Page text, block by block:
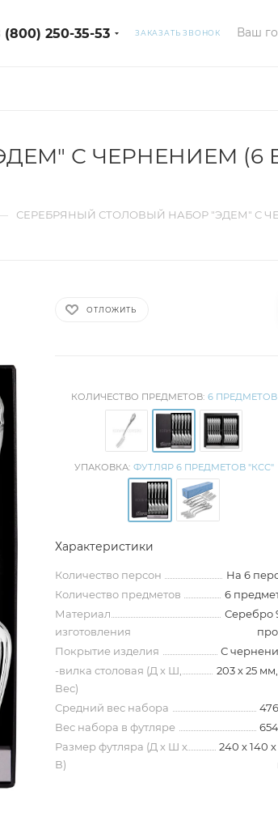
(800) 250-35-53 ЗАКАЗАТЬ ЗВОНОК Ваш
С ЧЕРНЕНИЕМ (6
СЕРЕБРЯНЫЙ СТОЛОВЫЙ НАБОР "ЭДЕМ" С
ОТЛОЖИТЬ
КОЛИЧЕСТВО ПРЕДМЕТОВ: 6 ПРЕДМЕТОВ
УПАКОВКА: ФУТЛЯР 6 ПРЕДМЕТОВ "КСС"
Характеристики
Количество персон
На 6
Количество предметов
6
Материал
изготовления
Серебро
Покрытие изделия
С
-вилка столовая (Д х Ш,
Вес)
203 х 25
Средний вес набора
Вес набора в футляре
Размер футляра (Д х Ш х
В)
240 х 140